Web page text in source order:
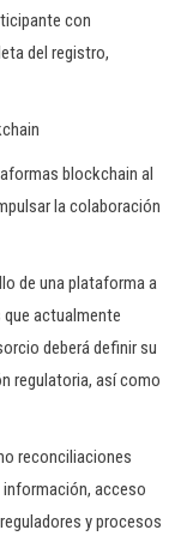
con
del registro,
blockchain al
la colaboración
de una plataforma a
actualmente
deberá definir su
regulatoria, así como
reconciliaciones
acceso
y procesos